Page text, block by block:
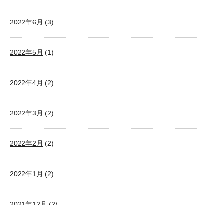
2022年6月 (3)
2022年5月 (1)
2022年4月 (2)
2022年3月 (2)
2022年2月 (2)
2022年1月 (2)